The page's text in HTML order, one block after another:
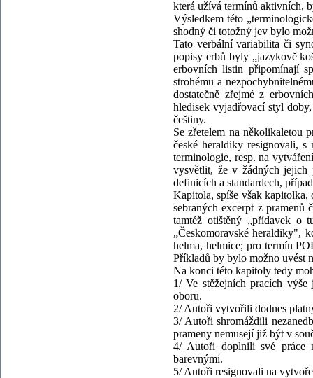
která užívá termínů aktivních,
Výsledkem této
shodný či totožný jev bylo
Tato verbální variabilita či
popisy erbů byly „jazykově
erbovních listin připomínají
strohému a
dostatečně zřejmé z
hledisek vyjadřovací styl
češtiny.
Se zřetelem na několikaletou
české heraldiky resignovali, s
terminologie, resp. na
vysvětlit, že v žádných jejich
definicích a standardech,
Kapitola, spíše však
sebraných excerpt z pramenů
tamtéž otištěný „přídavek o
„Českomoravské heraldiky",
helma, helmice; pro termín
Příkladů by bylo možno uvést
Na konci této kapitoly tedy
1/ Ve stěžejních pracích
oboru.
2/ Autoři vytvořili dodnes
3/ Autoři shromáždili
prameny nemusejí již být v
4/ Autoři doplnili své práce
barevnými.
5/ Autoři resignovali na